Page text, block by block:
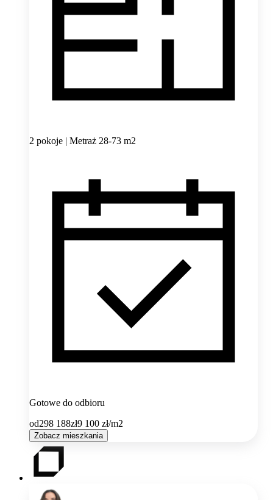
2 pokoje | Metraż 28-73 m2
Gotowe do odbioru
od298 188zł9 100 zł/m2
Zobacz mieszkania